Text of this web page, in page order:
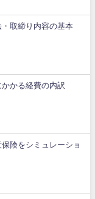
取締り内容の基本
かる経費の内訳
険をシミュレーショ